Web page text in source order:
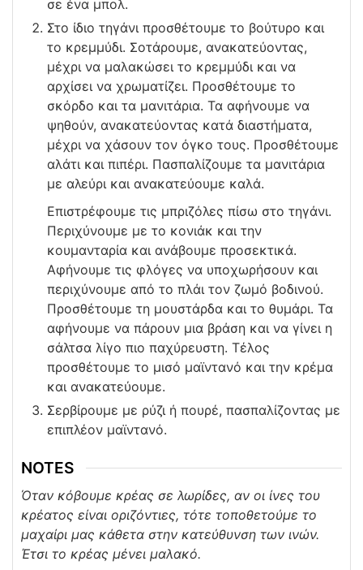
σε ένα μπολ.
Στο ίδιο τηγάνι προσθέτουμε το βούτυρο και
το κρεμμύδι. Σοτάρουμε, ανακατεύοντας,
μέχρι να μαλακώσει το κρεμμύδι και να
αρχίσει να χρωματίζει. Προσθέτουμε το
σκόρδο και τα μανιτάρια. Τα αφήνουμε να
ψηθούν, ανακατεύοντας κατά διαστήματα,
μέχρι να χάσουν τον όγκο τους. Προσθέτουμε
αλάτι και πιπέρι. Πασπαλίζουμε τα μανιτάρια
με αλεύρι και ανακατεύουμε καλά.
Επιστρέφουμε τις μπριζόλες πίσω στο τηγάνι.
Περιχύνουμε με το κονιάκ και την
κουμανταρία και ανάβουμε προσεκτικά.
Αφήνουμε τις φλόγες να υποχωρήσουν και
περιχύνουμε από το πλάι τον ζωμό βοδινού.
Προσθέτουμε τη μουστάρδα και το θυμάρι. Τα
αφήνουμε να πάρουν μια βράση και να γίνει η
σάλτσα λίγο πιο παχύρευστη. Τέλος
προσθέτουμε το μισό μαϊντανό και την κρέμα
και ανακατεύουμε.
Σερβίρουμε με ρύζι ή πουρέ, πασπαλίζοντας με
επιπλέον μαϊντανό.
NOTES
Όταν κόβουμε κρέας σε λωρίδες, αν οι ίνες του
κρέατος είναι οριζόντιες, τότε τοποθετούμε το
μαχαίρι μας κάθετα στην κατεύθυνση των ινών.
Έτσι το κρέας μένει μαλακό.